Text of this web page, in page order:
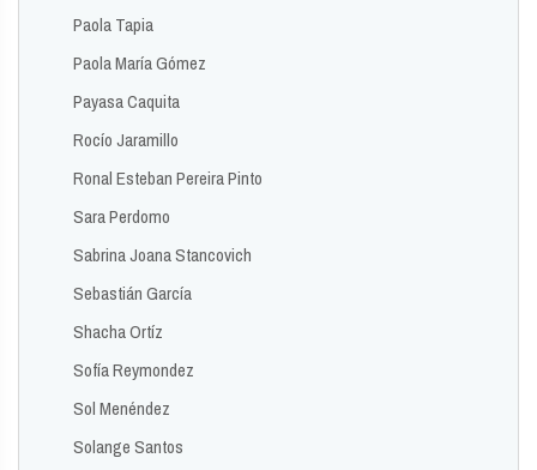
Paola Tapia
Paola María Gómez
Payasa Caquita
Rocío Jaramillo
Ronal Esteban Pereira Pinto
Sara Perdomo
Sabrina Joana Stancovich
Sebastián García
Shacha Ortíz
Sofía Reymondez
Sol Menéndez
Solange Santos